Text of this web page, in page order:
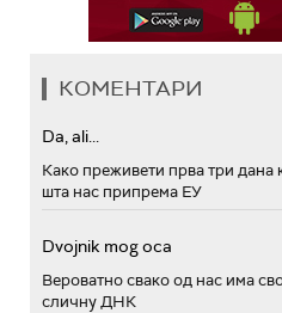
КОМЕНТАРИ
Da, ali...
Како преживети прва три дана
шта нас припрема ЕУ
Dvojnik mog oca
Вероватно свако од нас има
сличну ДНК